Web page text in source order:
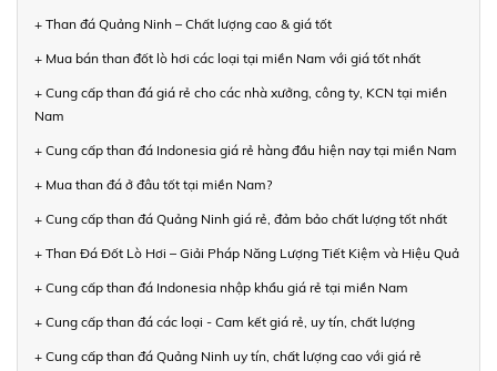
+ Than đá Quảng Ninh – Chất lượng cao & giá tốt
+ Mua bán than đốt lò hơi các loại tại miền Nam với giá tốt nhất
+ Cung cấp than đá giá rẻ cho các nhà xưởng, công ty, KCN tại miền
Nam
+ Cung cấp than đá Indonesia giá rẻ hàng đầu hiện nay tại miền Nam
+ Mua than đá ở đâu tốt tại miền Nam?
+ Cung cấp than đá Quảng Ninh giá rẻ, đảm bảo chất lượng tốt nhất
+ Than Đá Đốt Lò Hơi – Giải Pháp Năng Lượng Tiết Kiệm và Hiệu Quả
+ Cung cấp than đá Indonesia nhập khẩu giá rẻ tại miền Nam
+ Cung cấp than đá các loại - Cam kết giá rẻ, uy tín, chất lượng
+ Cung cấp than đá Quảng Ninh uy tín, chất lượng cao với giá rẻ